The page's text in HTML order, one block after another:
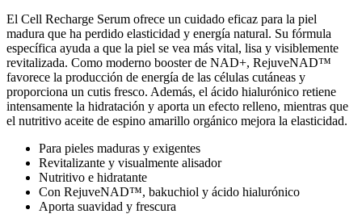
El Cell Recharge Serum ofrece un cuidado eficaz para la piel
madura que ha perdido elasticidad y energía natural. Su fórmula
específica ayuda a que la piel se vea más vital, lisa y visiblemente
revitalizada. Como moderno booster de NAD+, RejuveNAD™
favorece la producción de energía de las células cutáneas y
proporciona un cutis fresco. Además, el ácido hialurónico retiene
intensamente la hidratación y aporta un efecto relleno, mientras que
el nutritivo aceite de espino amarillo orgánico mejora la elasticidad.
Para pieles maduras y exigentes
Revitalizante y visualmente alisador
Nutritivo e hidratante
Con RejuveNAD™, bakuchiol y ácido hialurónico
Aporta suavidad y frescura